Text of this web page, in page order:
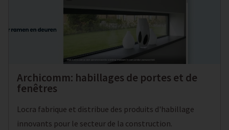
potentiel inédit pour des environnements et
applications très divers, là où les panneaux en bois ne
pouvaient être utilisés par le passé.
Archicomm: habillages de portes et de
fenêtres
Locra fabrique et distribue des produits d'habillage
innovants pour le secteur de la construction.